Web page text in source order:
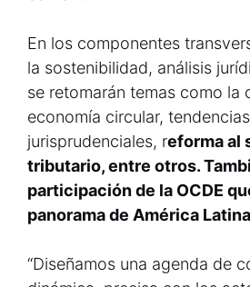
En los componentes
la sostenibilidad, análisis
se retomarán temas como la
economía circular, tendencias
jurisprudenciales, reforma al
tributario, entre otros.
participación de la OCDE
panorama de América
“Diseñamos una agenda de